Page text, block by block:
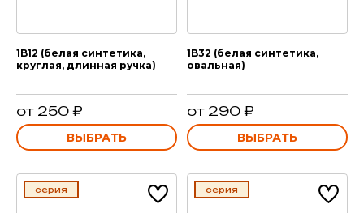
1B12 (белая синтетика,
круглая, длинная ручка)
от 250 ₽
ВЫБРАТЬ
1B32 (белая синтетика,
овальная)
от 290 ₽
ВЫБРАТЬ
серия серия